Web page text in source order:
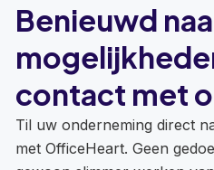
Benieuwd
contact met
Til uw onderneming direct
met OfficeHeart. Geen